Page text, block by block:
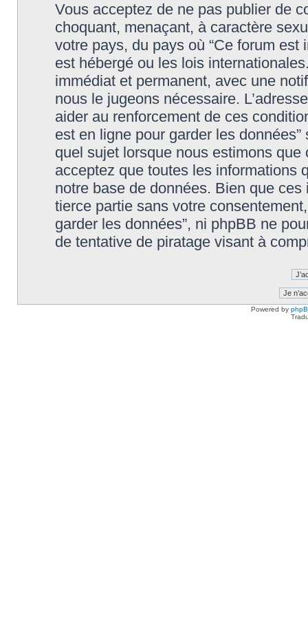
Vous acceptez de ne pas publier de
choquant, menaçant, à caractère
votre pays, du pays où “Ce forum
est hébergé ou les lois
immédiat et permanent, avec une
nous le jugeons nécessaire.
aider au renforcement de ces
est en ligne pour garder les
quel sujet lorsque nous estimons
acceptez que toutes les informations
notre base de données. Bien que
tierce partie sans votre
garder les données”, ni phpBB ne
de tentative de piratage visant à
Powered by